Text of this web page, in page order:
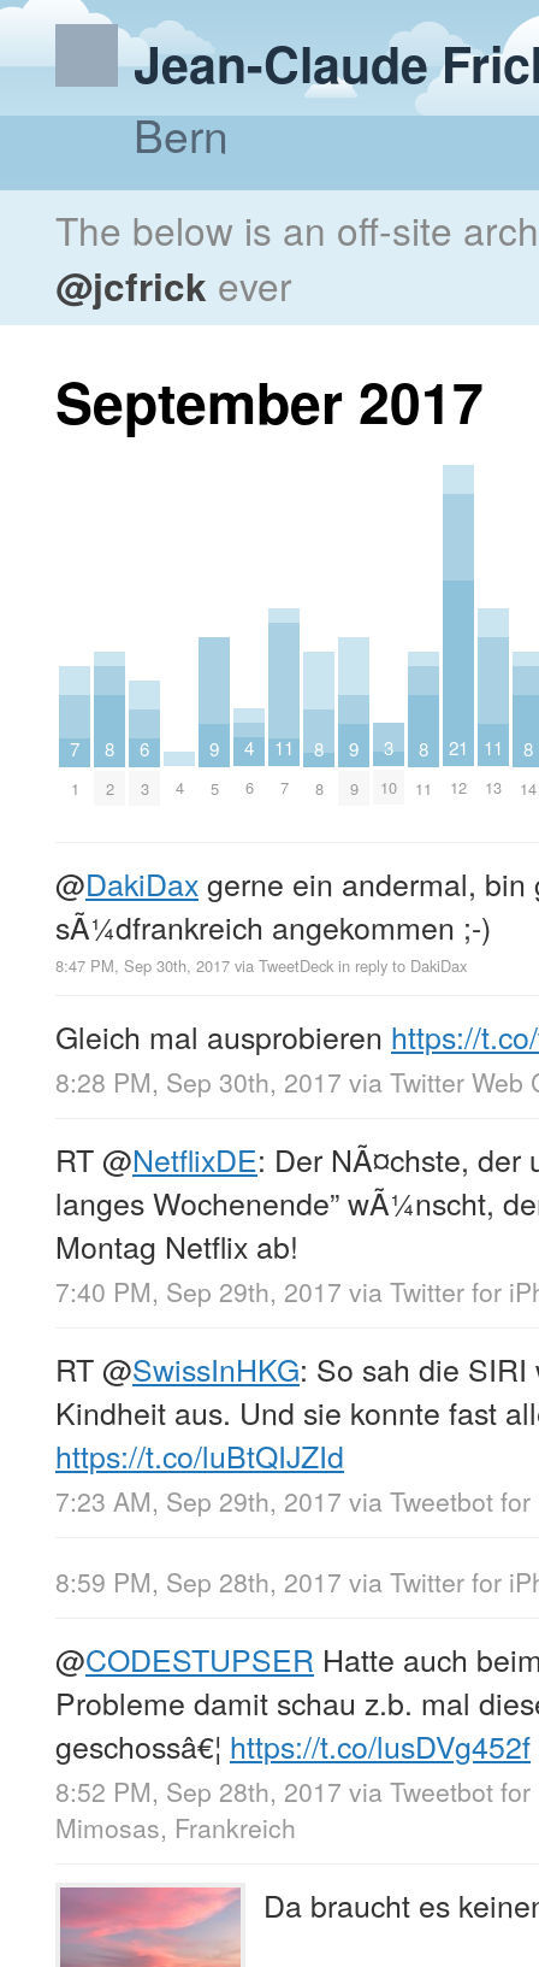
Jean-Claude
Bern
The below is an off-site
@jcfrick ever
September 2017
7
1
8
2
6
3 4
9
5
4
6
11
7
8
8
9
9
3
10
8
11
21
12
11
13
8
14
@DakiDaxgerne ein andermal, bin
sÃ¼dfrankreich angekommen ;-)
8:47 PM, Sep 30th, 2017 via TweetDeck in reply to DakiDax
Gleich mal ausprobieren https://
8:28 PM, Sep 30th, 2017 via Twitter Web
RT@NetflixDE: Der NÃ¤chste, der
langes Wochenende” wÃ¼nscht,
Montag Netflix ab!
7:40 PM, Sep 29th, 2017 via Twitter for
RT@SwissInHKG: So sah die
Kindheit aus. Und sie konnte fast
https://t.co/luBtQIJZId
7:23 AM, Sep 29th, 2017 via Tweetbot for
8:59 PM, Sep 28th, 2017 via Twitter for
@CODESTUPSER Hatte auch
Probleme damit schau z.b. mal
geschossâ€¦ https://t.co/lusDVg452f
8:52 PM, Sep 28th, 2017 via Tweetbot for
Mimosas, Frankreich
Da braucht es